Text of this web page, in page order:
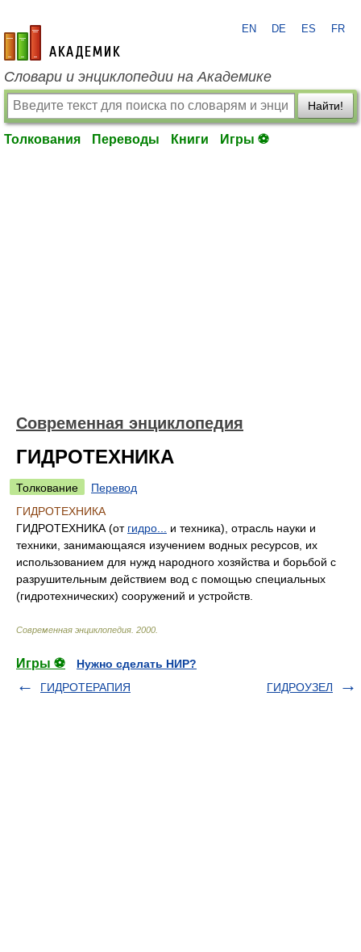
academic.ru
EN DE ES FR
Словари и энциклопедии на Академике
Найти!
Толкования Переводы Книги Игры ⚽
Современная энциклопедия
ГИДРОТЕХНИКА
Толкование
Перевод
ГИДРОТЕХНИКА
ГИДРОТЕХНИКА (от гидро...
и техника), отрасль науки и
техники, занимающаяся изучением водных ресурсов, их
использованием для нужд народного хозяйства и борьбой с
разрушительным действием вод с помощью специальных
(гидротехнических) сооружений и устройств.
Современная энциклопедия 2000
Игры ⚽
Нужно сделать НИР?
ГИДРОТЕРАПИЯ
ГИДРОУЗЕЛ